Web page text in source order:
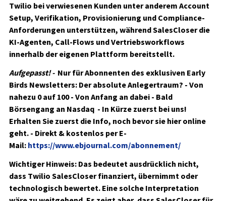
Twilio bei verwiesenen Kunden unter anderem Account
Setup, Verifikation, Provisionierung und Compliance-
Anforderungen unterstützen, während SalesCloser die
KI-Agenten, Call-Flows und Vertriebsworkflows
innerhalb der eigenen Plattform bereitstellt.
Aufgepasst! - Nur für Abonnenten des exklusiven Early
Birds Newsletters: Der absolute Anlegertraum? - Von
nahezu 0 auf 100 - Von Anfang an dabei - Bald
Börsengang an Nasdaq - In Kürze zuerst bei uns!
Erhalten Sie zuerst die Info, noch bevor sie hier online
geht. - Direkt & kostenlos per E-
Mail: https://www.ebjournal.com/abonnement/
Wichtiger Hinweis: Das bedeutet ausdrücklich nicht,
dass Twilio SalesCloser finanziert, übernimmt oder
technologisch bewertet. Eine solche Interpretation